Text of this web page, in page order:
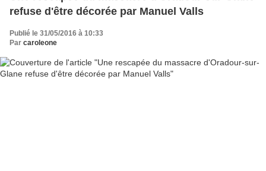
refuse d'être décorée par Manuel Valls
Publié le 31/05/2016 à 10:33
Par caroleone